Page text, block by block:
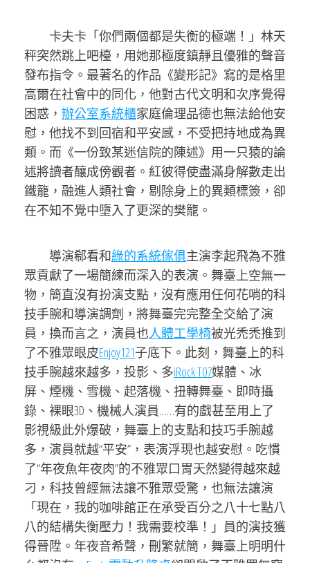
卡夫卡「你們兩個都是失衡的極端！」林天
秤突然跳上吧檯，用她那極度鎮靜且優雅的聲音
發布指令。最著名的作品《變形記》寫的是格里
高爾在社會中的同化，他對古代文明和次序覺得
困惑， 辦公室系統櫃家庭倫理品德也無法給他安
慰，他找不到回宿和平安感，不受把持地成為異
類。而《一份致某迷信院的陳述》用一只猿的論
述將讀者釀成傍觀者。紅彼得使盡滿身解數走出
鐵籠，融進人類社會，剔除身上的異類標簽，卻
在不知不覺中墮入了更深的樊籠。
導演郗看和綠的系統傢俱主演李起飛為不雅
眾貢獻了一場簡練而深入的表演。舞臺上空無一
物，簡直沒有扮演支點，沒有應用任何花哨的科
技手腕和導演調劑，將舞臺完完整全交給了演
員，換而言之，演員也人體工學椅被光禿禿推到
了不雅眾眼皮Enjoy121子底下。此刻，舞臺上的科
技手腕越來越多，投影、多iRock T07媒體、冰
屏、煙機、雪機、起落機、扭轉舞臺、即時攝
錄、裸眼3D、機械人演員……有的戲甚至用上了
影視級此外爆破，舞臺上的支點和技巧手腕越
多，演員就越“平安”，表演浮現也越安慰。吃慣
了“年夜魚年夜肉”的不雅眾口胃天然變得越來越
刁，科技曾經無法讓不雅眾受驚，也無法讓演
「現在，我的咖啡館正在承受百分之八十七點八
八的結構失衡壓力！我需要校準！」員的演技獲
得晉陞。年夜音希聲，刪繁就簡，舞臺上明明什